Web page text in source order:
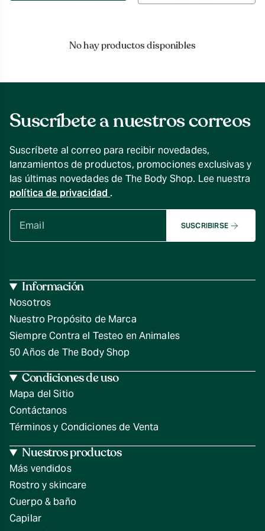
por
No hay productos disponibles
Suscríbete a nuestros correos
Suscríbete al correo para recibir novedades,
lanzamientos de productos, promociones exclusivas y
las últimas novedades de The Body Shop. Lee nuestra
política de privacidad .
SUSCRIBIRSE
Información
Nosotros
Nuestro Propósito de Marca
Siempre Contra el Testeo en Animales
50 Años de The Body Shop
Condiciones de uso
Mapa del Sitio
Contáctanos
Términos y Condiciones de Venta
Nuestros productos
Más vendidos
Rostro y skincare
Cuerpo & baño
Capilar